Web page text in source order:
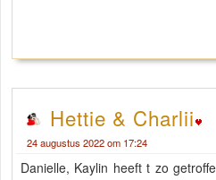
Hettie & Charlii
24 augustus 2022 om 17:24
Danielle, Kaylin heeft t zo